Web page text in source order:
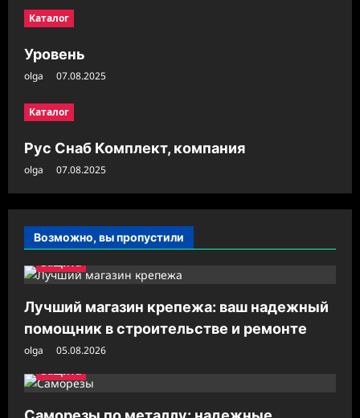
и
с
и
Каталог
Уровень
olga 07.08.2025
Каталог
Рус Снаб Комплект, компания
olga 07.08.2025
Возможно, вы пропустили
Защита
Лучший магазин крепежа: ваш надежный
помощник в строительстве и ремонте
olga
05.08.2026
Защита